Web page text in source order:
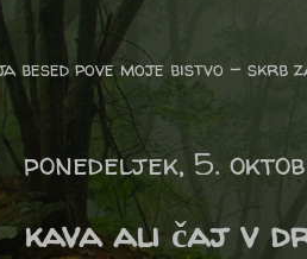
besed pove moje bistvo -
ponedeljek, 5.
kava ali čaj v